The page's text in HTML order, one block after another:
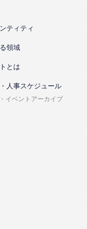
ティティ
領域
とは
⼈事スケジュール
イベントアーカイブ